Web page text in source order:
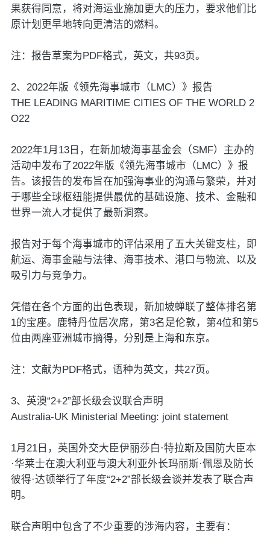
果获得同意，将对海运业施加更大的压力，要求他们比
原计划更早地转向更清洁的燃料。
注：报告草案为PDF格式，英文，共93页。
2、2022年版《领先海事城市（LMC）》报告
THE LEADING MARITIME CITIES OF THE WORLD 2
O22
2022年1月13日，在新加坡海事基金会（SMF）主办的
活动中发布了2022年版《领先海事城市（LMC）》报
告。该报告的发布旨在加强海事业的沟通与繁荣，并对
于哪些全球枢纽能提供最优的基础设施、技术、金融和
世界一流人才提供了最新洞察。
报告对于每个海事城市的评估采用了五大关键支柱，即
航运、海事金融与法律、海事技术、港口与物流、以及
吸引力与竞争力。
凭借在各个方面的出色表现，新加坡蝉联了整体排名第
1的宝座。鹿特丹位居次席，第3名是伦敦，第4位和第5
位由两座亚洲城市摘得，分别是上海和东京。
注：文献为PDF格式，语种为英文，共27页。
3、英澳“2+2”部长级会议联合声明
Australia-UK Ministerial Meeting: joint statement
1月21日，英国外交大臣伊丽莎白·特拉斯及国防大臣本
·华莱士在澳大利亚与澳大利亚外长玛丽斯·佩恩及防长
彼得·达顿举行了年度“2+2”部长级会谈并发表了联合声
明。
联合声明中包含了不少重要的涉海内容，主要有：